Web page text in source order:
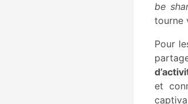
be
tourne
Pour
et